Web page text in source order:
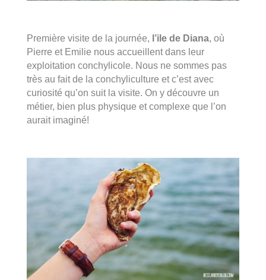
Première visite de la journée, l’ile de Diana, où
Pierre et Emilie nous accueillent dans leur
exploitation conchylicole. Nous ne sommes pas
très au fait de la conchyliculture et c’est avec
curiosité qu’on suit la visite. On y découvre un
métier, bien plus physique et complexe que l’on
aurait imaginé!